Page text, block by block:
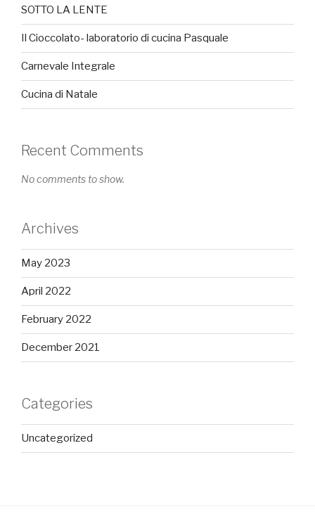
SOTTO LA LENTE
Il Cioccolato- laboratorio di cucina Pasquale
Carnevale Integrale
Cucina di Natale
Recent Comments
No comments to show.
Archives
May 2023
April 2022
February 2022
December 2021
Categories
Uncategorized